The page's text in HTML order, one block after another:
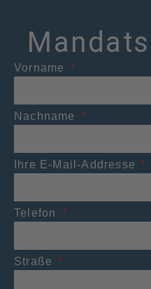
Vorname
Nachname
Ihre E-Mail-Addresse
Telefon
Straße